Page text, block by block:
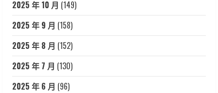
2025 年 10 月 (149)
2025 年 9 月 (158)
2025 年 8 月 (152)
2025 年 7 月 (130)
2025 年 6 月 (96)